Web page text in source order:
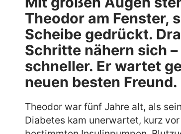
Theodor am Fenster,
Scheibe gedrückt.
Schritte nähern sich
schneller. Er wartet
neuen besten Freund.
Theodor war fünf Jahre alt, als
Diabetes kam unerwartet, kurz